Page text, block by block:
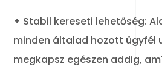
+ Stabil kereseti lehetőség:
minden általad hozott ügyfél
megkapsz egészen addig,